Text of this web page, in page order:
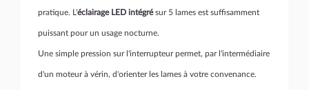
pratique. L'éclairage LED intégrésur 5 lames est suffisamment
puissant pour un usage nocturne.
Une simple pression sur l'interrupteur permet, par l'intermédiaire
d'un moteur à vérin, d'orienter les lames à votre convenance.